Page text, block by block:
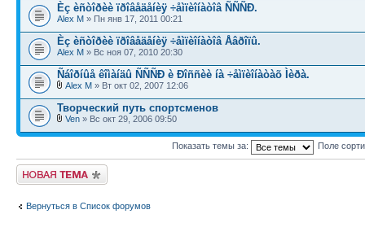
Èç èñòîðèè ïðîâåäåíèÿ ÷åìïèîíàòîâ ÑÑÑÐ.
Alex M » Пн янв 17, 2011 00:21
Èç èñòîðèè ïðîâåäåíèÿ ÷åìïèîíàòîâ Åâðîïû.
Alex M » Вс ноя 07, 2010 20:30
Ñáîðíûå êîìàíäû ÑÑÑÐ è Ðîññèè íà ÷åìïèîíàòàõ Ìèðà.
Alex M » Вт окт 02, 2007 12:06
Творческий путь спортсменов
Ven » Вс окт 29, 2006 09:50
Показать темы за: Поле
Новая тема
Вернуться в Список форумов